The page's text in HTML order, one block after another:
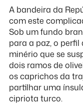
A bandeira da
com este
Sob um fundo
para a paz, o
minério que se
dois ramos de
os caprichos da
partilhar uma
cipriota turco.